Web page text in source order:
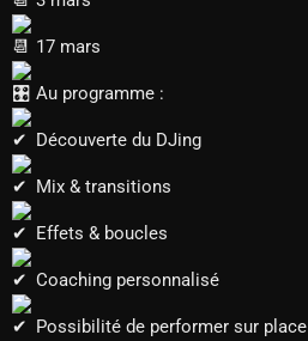
17 mars
Au programme :
Découverte du DJing
Mix & transitions
Effets & boucles
Coaching personnalisé
Possibilité de performer sur place